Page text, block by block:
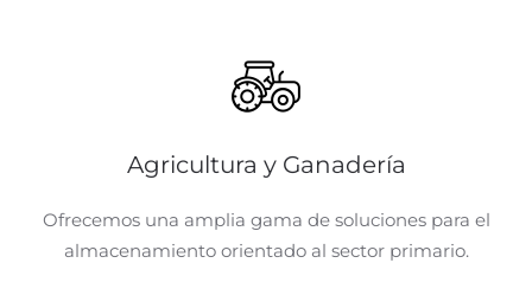
Agricultura y Ganadería
Ofrecemos una amplia gama de soluciones para el
almacenamiento orientado al sector primario.